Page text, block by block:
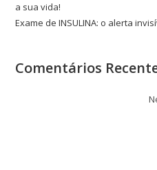
a sua vida!
Exame de INSULINA: o alerta
Comentários